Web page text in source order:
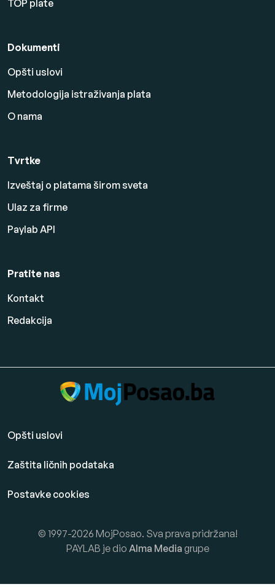
TOP plate
Dokumenti
Opšti uslovi
Metodologija istraživanja plata
O nama
Tvrtke
Izveštaj o platama širom sveta
Ulaz za firme
Paylab API
Pratite nas
Kontakt
Redakcija
Opšti uslovi
Zaštita ličnih podataka
Postavke cookies
© 1997-2026 MojPosao. Sva prava pridržana!
PAYLAB je dio Alma Media grupe